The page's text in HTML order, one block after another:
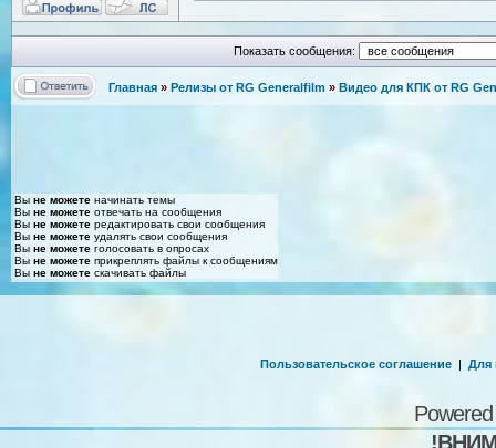
Показать сообщения:
Главная » Релизы от RG Generalfilm » Видео для КПК от RG
Вы не можете начинать темы
Вы не можете отвечать на сообщения
Вы не можете редактировать свои сообщения
Вы не можете удалять свои сообщения
Вы не можете голосовать в опросах
Вы не можете прикреплять файлы к сообщениям
Вы не можете скачивать файлы
Пользовательское соглашение | Для